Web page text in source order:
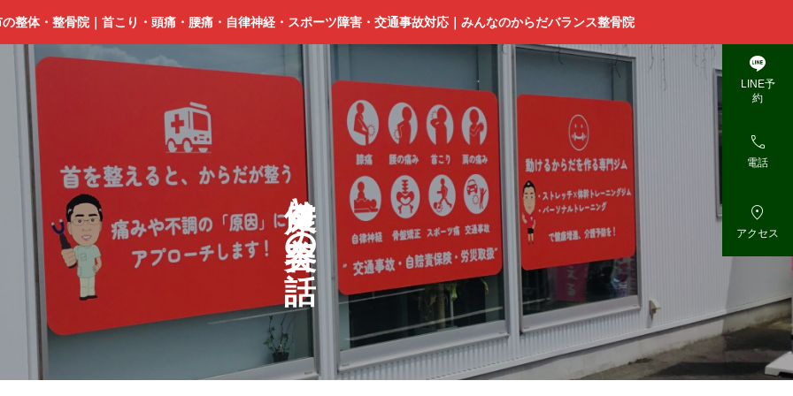
整体・整骨院｜首こり・頭痛・腰痛・自律神経・スポーツ障害・交通事故対応｜みんなのからだバランス整骨院

LINE予
約

電話

アクセス
と
の